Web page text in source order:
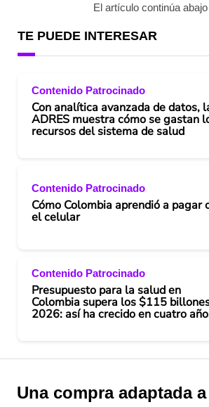
El artículo continúa abajo
TE PUEDE INTERESAR
Contenido Patrocinado
Con analítica avanzada de datos,
ADRES muestra cómo se gastan
recursos del sistema de salud
Contenido Patrocinado
Cómo Colombia aprendió a pagar
el celular
Contenido Patrocinado
Presupuesto para la salud en
Colombia supera los $115
2026: así ha crecido en cuatro
Una compra adaptada